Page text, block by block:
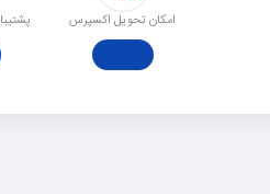
امکان تحویل اکسپرس